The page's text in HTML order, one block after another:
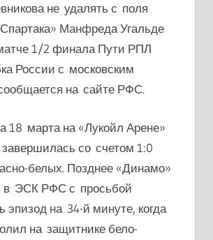
не удалять с поля
Манфреда Угальде
1/2 финала Пути РПЛ
России с московским
на сайте РФС.
18 марта на «Лукойл Арене»
со счетом 1:0
белых. Позднее «Динамо»
в ЭСК РФС с просьбой
эпизод на 34-й минуте, когда
на защитнике бело-